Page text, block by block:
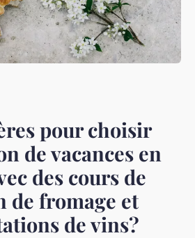
pour choisir
de vacances en
des cours de
de fromage et
de vins?